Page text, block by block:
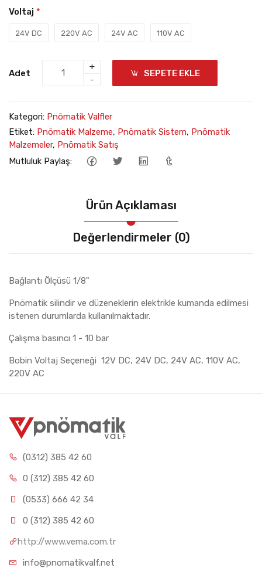
Voltaj *
24V DC 220V AC 24V AC 110V AC
Adet
+
-
SEPETE EKLE
Kategori: Pnömatik Valfler
Etiket: Pnömatik Malzeme, Pnömatik Sistem, Pnömatik
Malzemeler, Pnömatik Satış
Mutluluk Paylaş:
Ürün Açıklaması
Değerlendirmeler (0)
Bağlantı Ölçüsü 1/8"
Pnömatik silindir ve düzeneklerin elektrikle kumanda edilmesi
istenen durumlarda kullanılmaktadır.
Çalışma basıncı 1 - 10 bar
Bobin Voltaj Seçeneği 12V DC, 24V DC, 24V AC, 110V AC,
220V AC
(0312) 385 42 60
0 (312) 385 42 60
(0533) 666 42 34
0 (312) 385 42 60
http://www.vema.com.tr
info@pnomatikvalf.net